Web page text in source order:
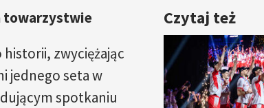
Czytaj też
towarzystwie
zwyciężając
jednego seta w
spotkaniu